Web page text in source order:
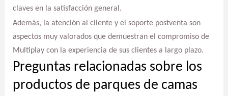
claves en la satisfacción general.
Además, la atención al cliente y el soporte postventa son
aspectos muy valorados que demuestran el compromiso de
Multiplay con la experiencia de sus clientes a largo plazo.
Preguntas relacionadas sobre los
productos de parques de camas